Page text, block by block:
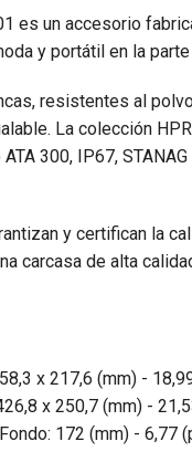
es un accesorio
y portátil en la
resistentes al
La colección
300, IP67,
y certifican la
carcasa de alta
x 217,6 (mm) -
x 250,7 (mm) -
172 (mm) - 6,77